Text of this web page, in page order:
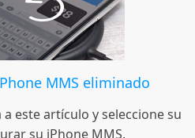
MMS eliminado
este artículo y seleccione su
su iPhone MMS.